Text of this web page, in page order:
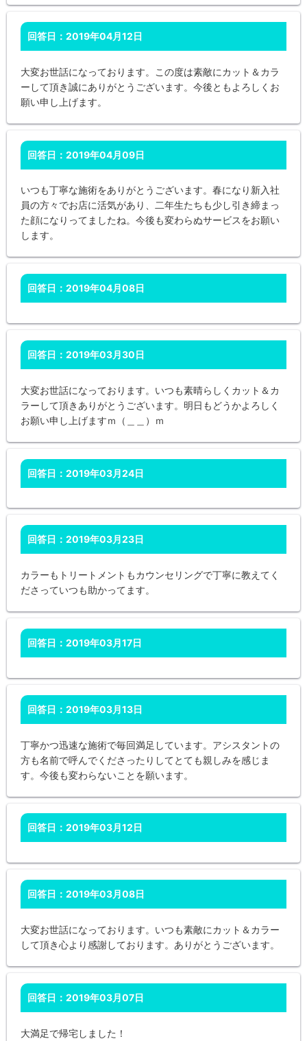
回答日：2019年04月12日
大変お世話になっております。この度は素敵にカット＆カラ
ーして頂き誠にありがとうございます。今後ともよろしくお
願い申し上げます。
回答日：2019年04月09日
いつも丁寧な施術をありがとうございます。春になり新入社
員の方々でお店に活気があり、二年生たちも少し引き締まっ
た顔になりってましたね。今後も変わらぬサービスをお願い
します。
回答日：2019年04月08日
回答日：2019年03月30日
大変お世話になっております。いつも素晴らしくカット＆カ
ラーして頂きありがとうございます。明日もどうかよろしく
お願い申し上げますｍ（＿＿）ｍ
回答日：2019年03月24日
回答日：2019年03月23日
カラーもトリートメントもカウンセリングで丁寧に教えてく
ださっていつも助かってます。
回答日：2019年03月17日
回答日：2019年03月13日
丁寧かつ迅速な施術で毎回満足しています。アシスタントの
方も名前で呼んでくださったりしてとても親しみを感じま
す。今後も変わらないことを願います。
回答日：2019年03月12日
回答日：2019年03月08日
大変お世話になっております。いつも素敵にカット＆カラー
して頂き心より感謝しております。ありがとうございます。
回答日：2019年03月07日
大満足で帰宅しました！